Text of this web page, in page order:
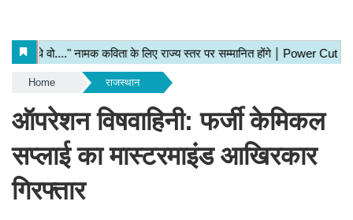
Home राजस्थान
ऑपरेशन विषवाहिनी: फर्जी केमिकल
सप्लाई का मास्टरमाइंड आखिरकार
गिरफ्तार